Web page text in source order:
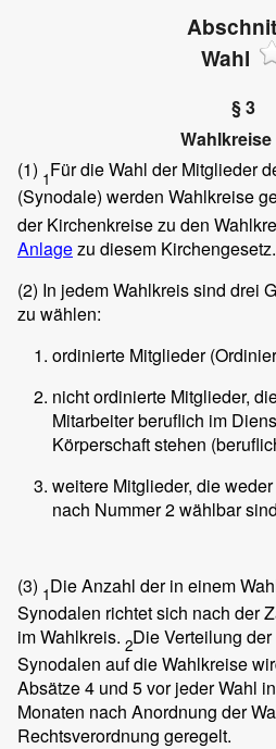
Wahl
§ 3
Wahlkreise
(1) 1Für die Wahl der Mitglieder
(Synodale) werden Wahlkreise
der Kirchenkreise zu den
Anlagezu diesem Kirchengesetz.
(2) In jedem Wahlkreis sind drei
zu wählen:
ordinierte Mitglieder
nicht ordinierte Mitglieder,
Mitarbeiter beruflich im
Körperschaft stehen
weitere Mitglieder, die
nach Nummer 2 wählbar
(3) 1Die Anzahl der in einem
Synodalen richtet sich nach der
im Wahlkreis. 2Die Verteilung
Synodalen auf die Wahlkreise
Absätze 4 und 5 vor jeder Wahl
Monaten nach Anordnung der
Rechtsverordnung geregelt.